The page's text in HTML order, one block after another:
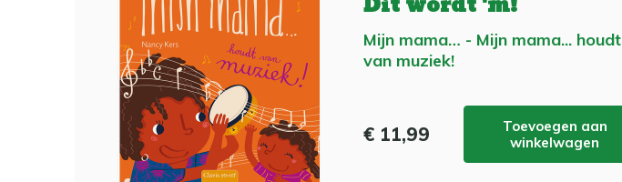
Mijn mama… - Mijn mama... houdt
van muziek!
€ 11,99
Toevoegen aan
winkelwagen